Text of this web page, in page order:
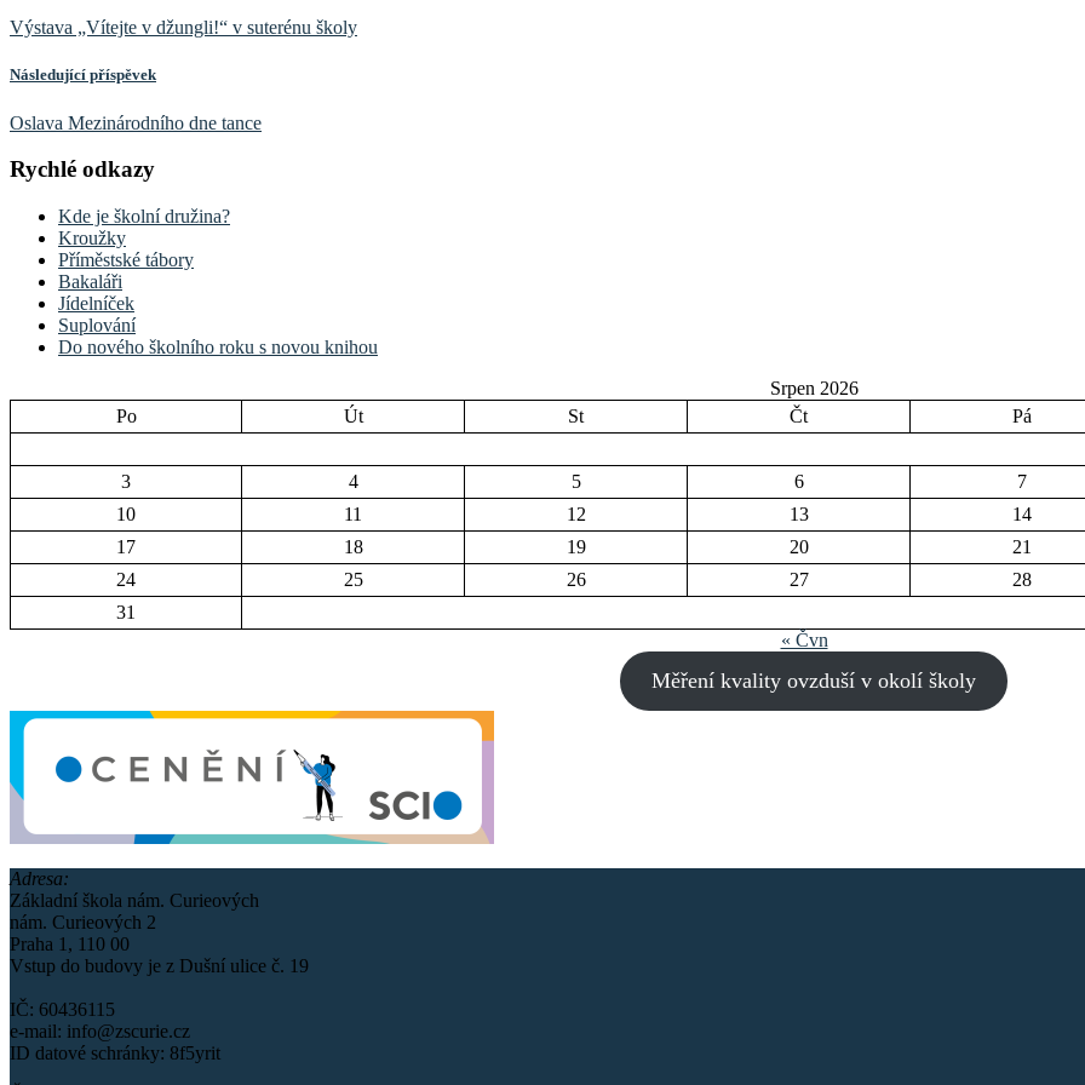
Výstava „Vítejte v džungli!“ v suterénu školy
Následující příspěvek
Oslava Mezinárodního dne tance
Rychlé odkazy
Kde je školní družina?
Kroužky
Příměstské tábory
Bakaláři
Jídelníček
Suplování
Do nového školního roku s novou knihou
Srpen 2026
Po
Út St Čt Pá
3
4 5 6 7
10
11 12 13 14
17
18 19 20 21
24
25 26 27 28
31
« Čvn
Měření kvality ovzduší v okolí školy
Adresa:
Základní škola nám. Curieových
nám. Curieových 2
Praha 1, 110 00
Vstup do budovy je z Dušní ulice č. 19
IČ: 60436115
e-mail: info@zscurie.cz
ID datové schránky: 8f5yrit